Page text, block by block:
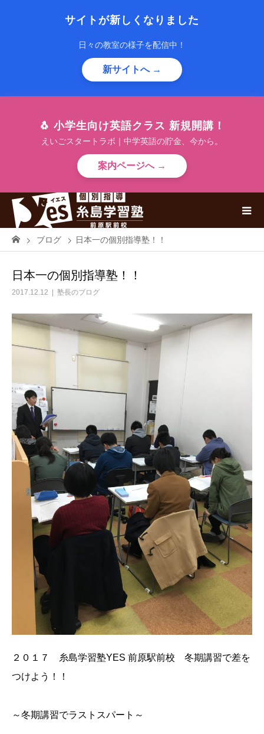
サイトが新しくなりました
日々の教室の様子を配信中！
新サイトへ →
🐧 小学生向け英語クラス 新規開講！
えいごスタートラボ｜中学英語の貯金、今から。
案内ページへ →
ブログ 日本一の個別指導塾！！
日本一の個別指導塾！！
2017.12.12 塾長のブログ
２０１７ 糸島学習塾YES 前原駅前校 冬期講習で差を
つけよう！！
～冬期講習でラストスパート～